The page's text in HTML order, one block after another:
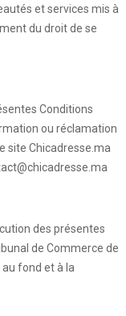
et services mis à
du droit de se
Conditions
ou réclamation
site Chicadresse.ma
des présentes
de Commerce de
fond et à la